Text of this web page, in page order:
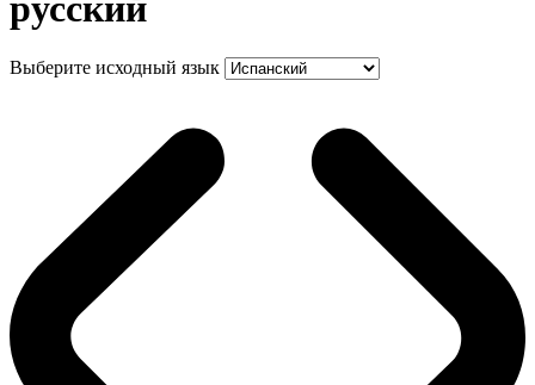
русский
Выберите исходный язык